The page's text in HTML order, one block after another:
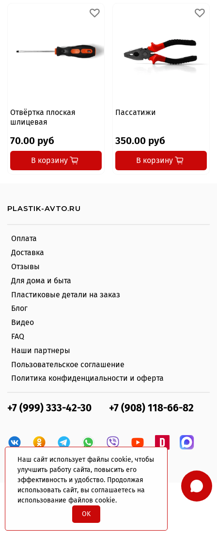
Наш сайт использует файлы cookie, чтобы
улучшить работу сайта, повысить его
эффективность и удобство. Продолжая
использовать сайт, вы соглашаетесь на
использование файлов cookie.
OK
Отвёртка плоская
шлицевая
70.00 руб
В корзину
Пассатижи
350.00 руб
В корзину
Оплата
Доставка
Отзывы
Для дома и быта
Пластиковые детали на заказ
Блог
Видео
FAQ
Наши партнеры
Пользовательское соглашение
Политика конфиденциальности и оферта
+7 (999) 333-42-30 +7 (908) 118-66-82
PLASTIK-AVTO.RU
© 2022 plastik-avto.ru Все права защищены